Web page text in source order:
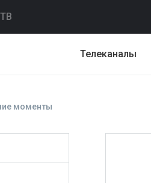
Телеканалы
моменты